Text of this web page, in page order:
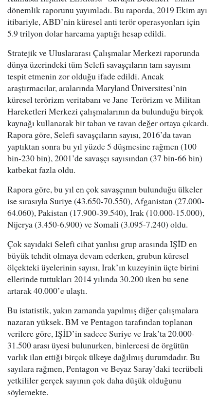
dönemlik raporunu yayımladı. Bu raporda, 2019 Ekim ayı
itibariyle, ABD’nin küresel anti terör operasyonları için
5.9 trilyon dolar harcama yaptığı hesap edildi.
Stratejik ve Uluslararası Çalışmalar Merkezi raporunda
dünya üzerindeki tüm Selefi savaşçıların tam sayısını
tespit etmenin zor olduğu ifade edildi. Ancak
araştırmacılar, aralarında Maryland Üniversitesi’nin
küresel terörizm veritabanı ve Jane Terörizm ve Militan
Hareketleri Merkezi çalışmalarının da bulunduğu birçok
kaynağı kullanarak bir taban ve tavan değer ortaya çıkardı.
Rapora göre, Selefi savaşçıların sayısı, 2016’da tavan
yaptıktan sonra bu yıl yüzde 5 düşmesine rağmen (100
bin-230 bin), 2001’de savaşçı sayısından (37 bin-66 bin)
katbekat fazla oldu.
Rapora göre, bu yıl en çok savaşçının bulunduğu ülkeler
ise sırasıyla Suriye (43.650-70.550), Afganistan (27.000-
64.060), Pakistan (17.900-39.540), Irak (10.000-15.000),
Nijerya (3.450-6.900) ve Somali (3.095-7.240) oldu.
Çok sayıdaki Selefi cihat yanlısı grup arasında IŞİD en
büyük tehdit olmaya devam ederken, grubun küresel
ölçekteki üyelerinin sayısı, Irak’ın kuzeyinin üçte birini
ellerinde tuttukları 2014 yılında 30.200 iken bu sene
artarak 40.000’e ulaştı.
Bu istatistik, yakın zamanda yapılmış diğer çalışmalara
nazaran yüksek. BM ve Pentagon tarafından toplanan
verilere göre, IŞİD’in sadece Suriye ve Irak’ta 20.000-
31.500 arası üyesi bulunurken, binlercesi de örgütün
varlık ilan ettiği birçok ülkeye dağılmış durumdadır. Bu
sayılara rağmen, Pentagon ve Beyaz Saray’daki tecrübeli
yetkililer gerçek sayının çok daha düşük olduğunu
söylemekte.